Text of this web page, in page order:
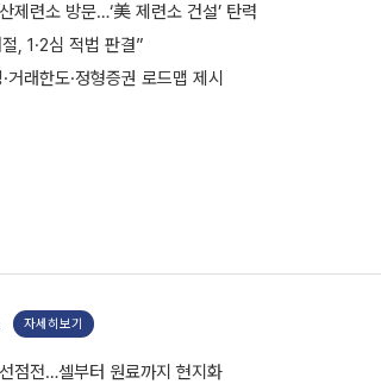
제련소 방문…‘美 제련소 건설’ 탄력
, 1·2심 적법 판결”
래한도·정형증권 로드맵 제시
자세히보기
점전…셀부터 원료까지 현지화